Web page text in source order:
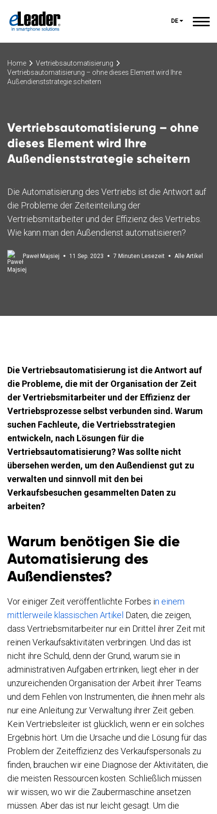
DE
Home
Vertriebsautomatisierung
Vertriebsautomatisierung – ohne dieses Element wird Ihre
Außendienststrategie scheitern
Vertriebsautomatisierung – ohne
dieses Element wird Ihre
Außendienststrategie scheitern
Die Automatisierung des Vertriebs ist die Antwort auf
die Probleme der Zeiteinteilung der
Vertriebsmitarbeiter und der Effizienz des Vertriebs.
Wie kann man den Außendienst automatisieren?
Paweł Majsiej 11 Sep. 2023 7 Minuten Lesezeit Alle Artikel
Die Vertriebsautomatisierung ist die Antwort auf
die Probleme, die mit der Organisation der Zeit
der Vertriebsmitarbeiter und der Effizienz der
Vertriebsprozesse selbst verbunden sind. Warum
suchen Fachleute, die Vertriebsstrategien
entwickeln, nach Lösungen für die
Vertriebsautomatisierung? Was sollte nicht
übersehen werden, um den Außendienst gut zu
verwalten und sinnvoll mit den bei
Verkaufsbesuchen gesammelten Daten zu
arbeiten?
Warum benötigen Sie die
Automatisierung des
Außendienstes?
Vor einiger Zeit veröffentlichte Forbes in einem
mittlerweile klassischen Artikel Daten, die zeigen,
dass Vertriebsmitarbeiter nur ein Drittel ihrer Zeit mit
reinen Verkaufsaktivitäten verbringen. Und das ist
nicht ihre Schuld, denn der Grund, warum sie in
administrativen Aufgaben ertrinken, liegt eher in der
unzureichenden Organisation der Arbeit ihrer Teams
und dem Fehlen von Instrumenten, die ihnen mehr als
nur eine Anleitung zur Verwaltung ihrer Zeit geben.
Kein Vertriebsleiter ist glücklich, wenn er ein solches
Ergebnis hört. Um die Ursache und die Lösung für das
Problem der Zeiteffizienz des Verkaufspersonals zu
finden, brauchen wir eine Diagnose der Aktivitäten, die
die meisten Ressourcen kosten. Schließlich müssen
wir wissen, wo wir die Zaubermaschine ansetzen
müssen. Aber das ist nur leicht gesagt. Um die